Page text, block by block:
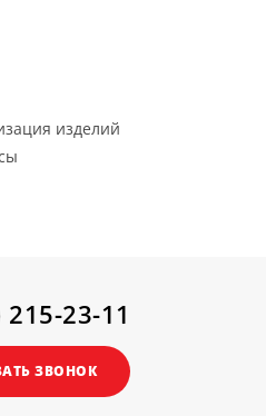
изделий
215-23-11
ЗВОНОК